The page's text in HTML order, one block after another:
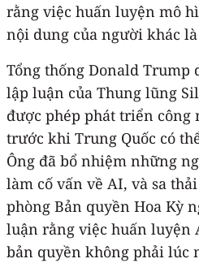
rằng việc huấn luyện mô
nội dung của người khác
Tổng thống Donald Trump
lập luận của Thung lũng
được phép phát triển công
trước khi Trung Quốc có
Ông đã bổ nhiệm những
làm cố vấn về AI, và sa
phòng Bản quyền Hoa Kỳ
luận rằng việc huấn luyện
bản quyền không phải lúc